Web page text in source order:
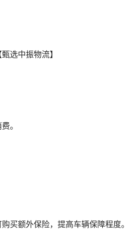
。
买额外保险，提高车辆保障程度。